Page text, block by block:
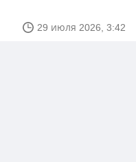
29 июля 2026, 3:42